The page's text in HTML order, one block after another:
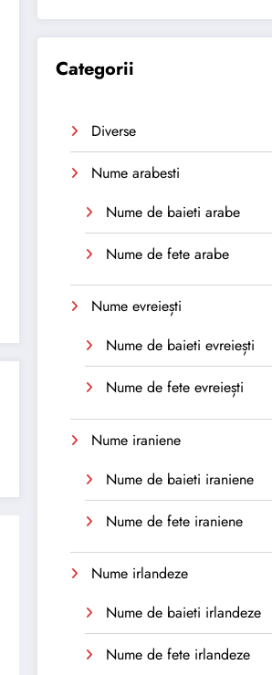
Categorii
Diverse
Nume arabesti
Nume de baieti arabe
Nume de fete arabe
Nume evreiești
Nume de baieti evreiești
Nume de fete evreiești
Nume iraniene
Nume de baieti iraniene
Nume de fete iraniene
Nume irlandeze
Nume de baieti irlandeze
Nume de fete irlandeze